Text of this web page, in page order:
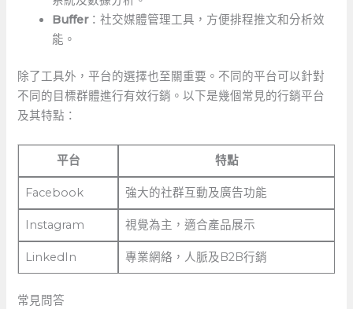
Buffer：社交媒體管理工具，方便排程推文和分析效
能。
除了工具外，平台的選擇也至關重要。不同的平台可以針對
不同的目標群體進行有效行銷。以下是幾個常見的行銷平台
及其特點：
平台 特點
Facebook 強大的社群互動及廣告功能
Instagram 視覺為主，適合產品展示
LinkedIn 專業網絡，人脈及B2B行銷
常見問答